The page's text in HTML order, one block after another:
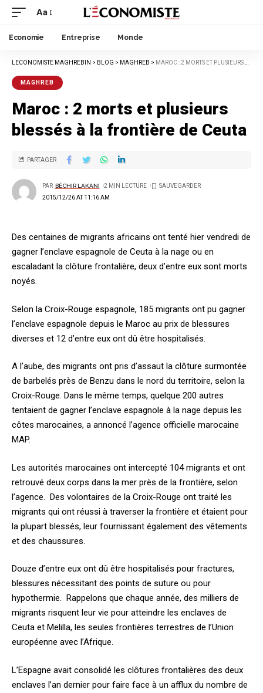
Aa
Economie Entreprise Monde
LECONOMISTE MAGHREBIN > BLOG > MAGHREB > MAROC : 2 MORTS ET PLUSIEURS BLESSÉS À LA FRONTIÈRE DE CEUTA
MAGHREB
Maroc : 2 morts et plusieurs
blessés à la frontière de Ceuta
2015/12/26 AT 11:16 AM
PAR BÉCHIR LAKANI 2 MIN LECTURE
PARTAGER
Des centaines de migrants africains ont tenté hier vendredi de
gagner l’enclave espagnole de Ceuta à la nage ou en
escaladant la clôture frontalière, deux d’entre eux sont morts
noyés.
Selon la Croix-Rouge espagnole, 185 migrants ont pu gagner
l’enclave espagnole depuis le Maroc au prix de blessures
diverses et 12 d’entre eux ont dû être hospitalisés.
A l’aube, des migrants ont pris d’assaut la clôture surmontée
de barbelés près de Benzu dans le nord du territoire, selon la
Croix-Rouge. Dans le même temps, quelque 200 autres
tentaient de gagner l’enclave espagnole à la nage depuis les
côtes marocaines, a annoncé l’agence officielle marocaine
MAP.
Les autorités marocaines ont intercepté 104 migrants et ont
retrouvé deux corps dans la mer près de la frontière, selon
l’agence. Des volontaires de la Croix-Rouge ont traité les
migrants qui ont réussi à traverser la frontière et étaient pour
la plupart blessés, leur fournissant également des vêtements
et des chaussures.
Douze d’entre eux ont dû être hospitalisés pour fractures,
blessures nécessitant des points de suture ou pour
hypothermie. Rappelons que chaque année, des milliers de
migrants risquent leur vie pour atteindre les enclaves de
Ceuta et Melilla, les seules frontières terrestres de l’Union
européenne avec l’Afrique.
L’Espagne avait consolidé les clôtures frontalières des deux
enclaves l’an dernier pour faire face à un afflux du nombre de